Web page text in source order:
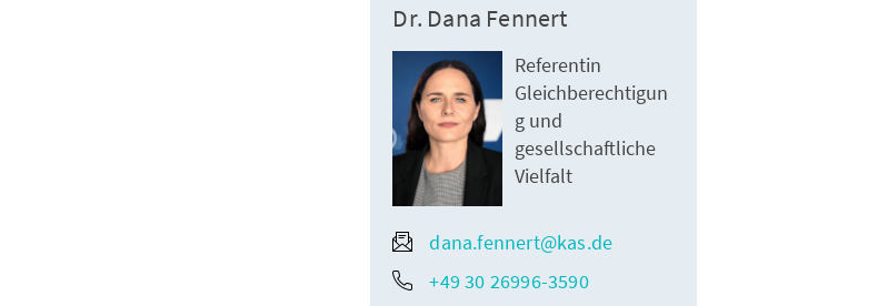
Dr. Dana Fennert
Referentin
Gleichberechtigun
g und
gesellschaftliche
Vielfalt
dana.fennert@kas.de
+49 30 26996-3590